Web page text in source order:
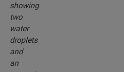
gemakkelijker dan ooit